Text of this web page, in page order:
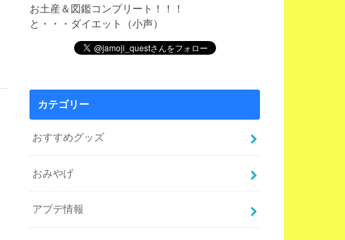
お土産＆図鑑コンプリート！！！
と・・・ダイエット（小声）
カテゴリー
おすすめグッズ
おみやげ
アプデ情報